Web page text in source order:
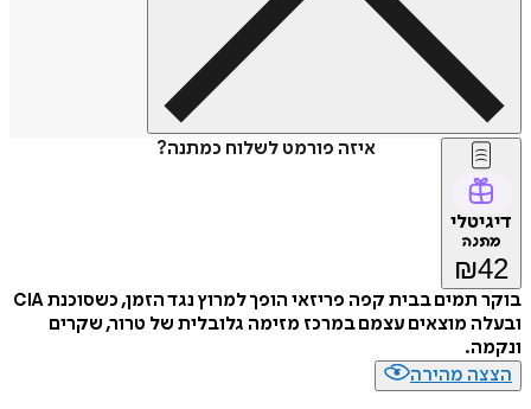
איזה פורמט לשלוח כמתנה?
דיגיטלי
מתנה
₪42
בוקר תמים בבית קפה פריזאי הופך למרוץ נגד הזמן, כשסוכנת CIA
ובעלה מוצאים עצמם במרכז מזימה גלובלית של טרור, שקרים
ונקמה.
הצצה מהירה